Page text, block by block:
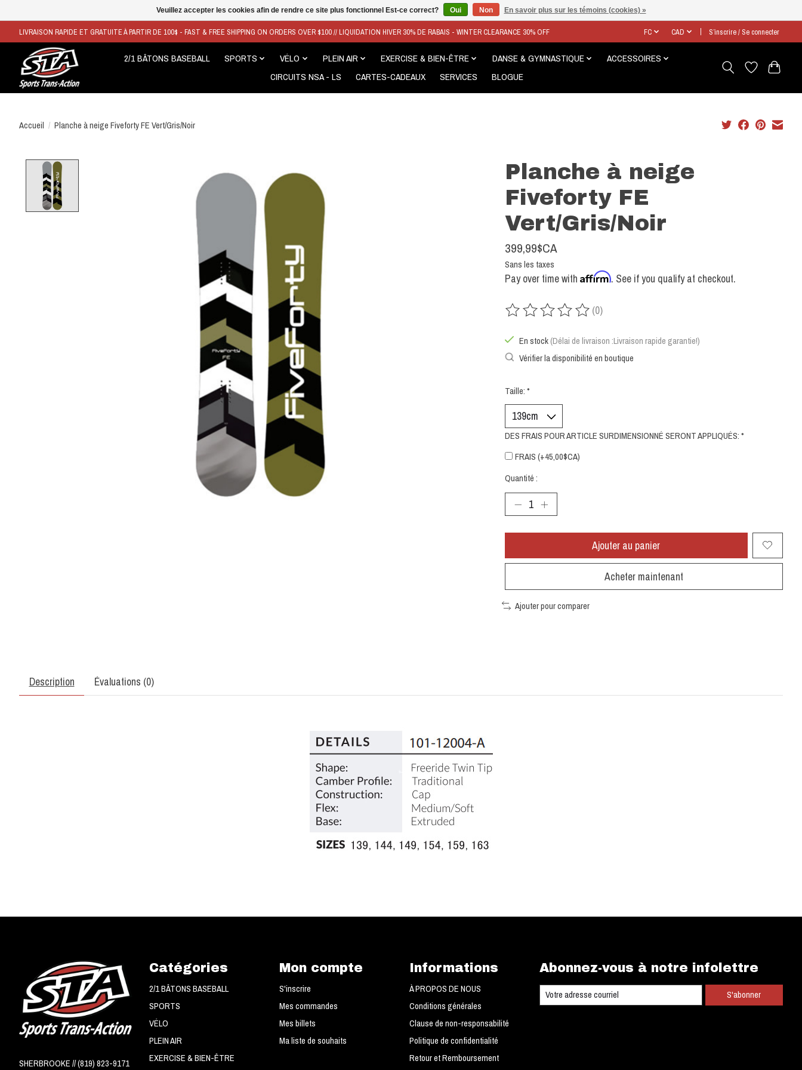
LIVRAISON RAPIDE ET GRATUITE À PARTIR DE 100$ - FAST & FREE SHIPPING ON ORDERS OVER $100 // LIQUIDATION HIVER 30% DE RABAIS - WINTER CLEARANCE 30% OFF FC CAD S’inscrire / Se connecter
2/1 BÂTONS BASEBALL SPORTS VÉLO PLEIN AIR EXERCISE & BIEN-ÊTRE DANSE & GYMNASTIQUE
ACCESSOIRES
CIRCUITS NSA - LS
CARTES-CADEAUX SERVICES BLOGUE
Accueil / Planche à neige Fiveforty FE Vert/Gris/Noir
Planche à neige
Fiveforty FE
Vert/Gris/Noir
399,99$CA
Sans les taxes
Pay over time with Affirm. See if you qualify at checkout.
Ce produit est évalué à0
(0)
En stock (Délai de livraison :Livraison rapide garantie!)
Vérifier la disponibilité en boutique
Taille: *
DES FRAIS POUR ARTICLE SURDIMENSIONNÉ SERONT APPLIQUÉS: *
FRAIS (+45,00$CA)
Quantité :
Ajouter au panier
Acheter maintenant
Ajouter pour comparer
Description Évaluations (0)
SHERBROOKE // (819) 823-9171
Catégories
2/1 BÂTONS BASEBALL
SPORTS
VÉLO
PLEIN AIR
EXERCISE & BIEN-ÊTRE
Mon compte
S'inscrire
Mes commandes
Mes billets
Ma liste de souhaits
Informations
À PROPOS DE NOUS
Conditions générales
Clause de non-responsabilité
Politique de confidentialité
Retour et Remboursement
Abonnez-vous à notre infolettre
S'abonner
Veuillez accepter les cookies afin de rendre ce site plus fonctionnel Est-ce correct? Oui Non En savoir plus sur les témoins (cookies) »